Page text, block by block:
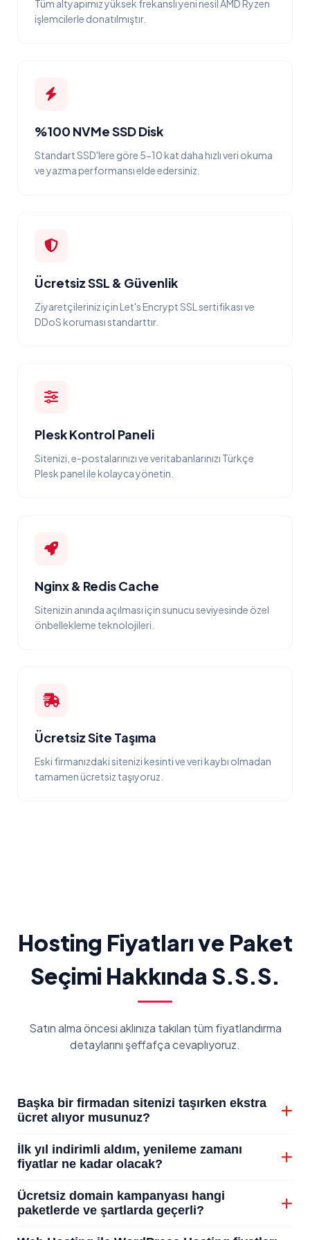
Tüm altyapımız yüksek frekanslı yeni nesil AMD Ryzen
işlemcilerle donatılmıştır.
%100 NVMe SSD Disk
Standart SSD'lere göre 5-10 kat daha hızlı veri okuma
ve yazma performansı elde edersiniz.
Ücretsiz SSL & Güvenlik
Ziyaretçileriniz için Let's Encrypt SSL sertifikası ve
DDoS koruması standarttır.
Plesk Kontrol Paneli
Sitenizi, e-postalarınızı ve veritabanlarınızı Türkçe
Plesk panel ile kolayca yönetin.
Nginx & Redis Cache
Sitenizin anında açılması için sunucu seviyesinde özel
önbellekleme teknolojileri.
Ücretsiz Site Taşıma
Eski firmanızdaki sitenizi kesinti ve veri kaybı olmadan
tamamen ücretsiz taşıyoruz.
Hosting Fiyatları ve Paket
Seçimi Hakkında S.S.S.
Satın alma öncesi aklınıza takılan tüm fiyatlandırma
detaylarını şeffafça cevaplıyoruz.
Başka bir firmadan sitenizi taşırken ekstra
ücret alıyor musunuz?
Kesinlikle hayır. Mevcut altyapınızdan
HostedFly'ın NVMe destekli sunucularına geçiş
sitenizi, veritabanınızı ve e-postalarınızı hiçbir
veri kaybı veya kesinti yaşatmadan
İlk yıl indirimli aldım, yenileme zamanı
fiyatlar ne kadar olacak?
Yeni müşterilerimize özel ilk alımlarda %50'nin
üzerinde kampanya uygulanmaktadır. Hizmet
Ücretsiz domain kampanyası hangi
paketlerde ve şartlarda geçerli?